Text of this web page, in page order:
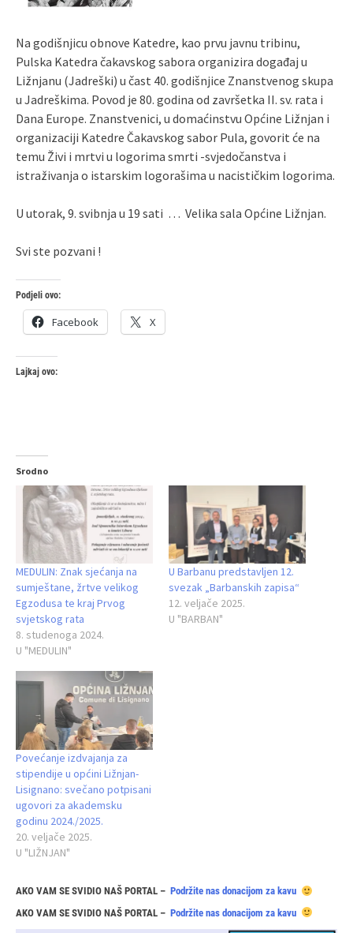
Na godišnjicu obnove Katedre, kao prvu javnu tribinu,
Pulska Katedra čakavskog sabora organizira događaj u
Ližnjanu (Jadreški) u čast 40. godišnjice Znanstvenog skupa
u Jadreškima. Povod je 80. godina od završetka II. sv. rata i
Dana Europe. Znanstvenici, u domaćinstvu Općine Ližnjan i
organizaciji Katedre Čakavskog sabor Pula, govorit će na
temu Živi i mrtvi u logorima smrti -svjedočanstva i
istraživanja o istarskim logorašima u nacističkim logorima.
U utorak, 9. svibnja u 19 sati … Velika sala Općine Ližnjan.
Svi ste pozvani !
Podjeli ovo:
Facebook X
Lajkaj ovo:
Srodno
MEDULIN: Znak sjećanja na
sumještane, žrtve velikog
Egzodusa te kraj Prvog
svjetskog rata
8. studenoga 2024.
U "MEDULIN"
U Barbanu predstavljen 12.
svezak „Barbanskih zapisa“
12. veljače 2025.
U "BARBAN"
Povećanje izdvajanja za
stipendije u općini Ližnjan-
Lisignano: svečano potpisani
ugovori za akademsku
godinu 2024./2025.
20. veljače 2025.
U "LIŽNJAN"
AKO VAM SE SVIDIO NAŠ PORTAL – Podržite nas donacijom za kavu
AKO VAM SE SVIDIO NAŠ PORTAL – Podržite nas donacijom za kavu